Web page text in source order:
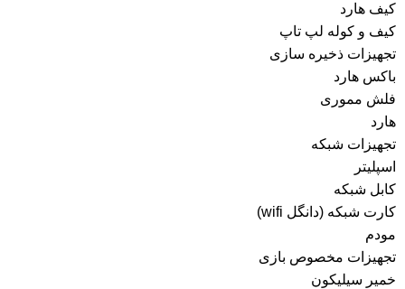
کیف هارد
کیف و کوله لپ تاپ
تجهیزات ذخیره سازی
باکس هارد
فلش مموری
هارد
تجهیزات شبکه
اسپلیتر
کابل شبکه
کارت شبکه (دانگل wifi)
مودم
تجهیزات مخصوص بازی
خمیر سیلیکون